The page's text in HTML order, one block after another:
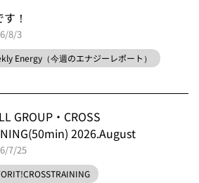
！
8/3
Energy（今週のエナジーレポート）
GROUP・CROSS
2026.August
7/25